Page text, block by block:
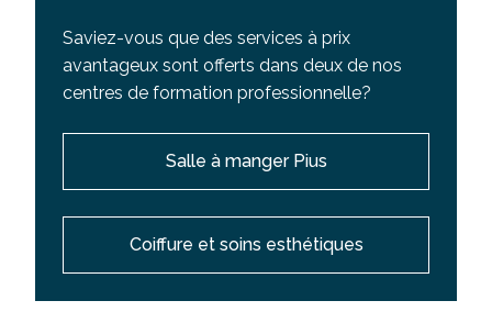
Saviez-vous que des services à prix
avantageux sont offerts dans deux de nos
centres de formation professionnelle?
Salle à manger Pius
Coiffure et soins esthétiques